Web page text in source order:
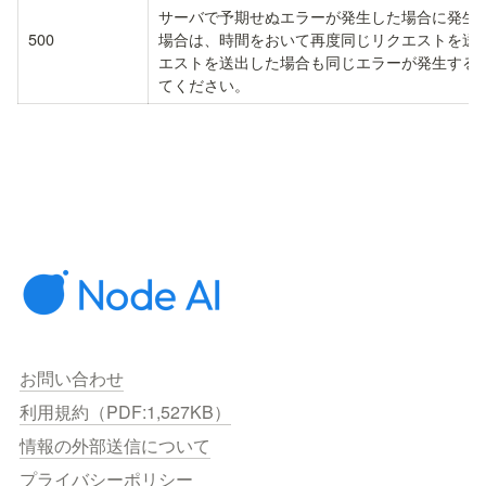
500
サーバで予期せぬエラーが発生した場合に発
場合は、時間をおいて再度同じリクエストを
エストを送出した場合も同じエラーが発生す
てください。
お問い合わせ
利用規約（PDF:1,527KB）
情報の外部送信について
プライバシーポリシー